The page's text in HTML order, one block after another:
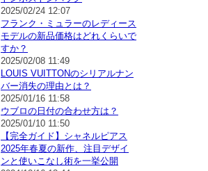
2025/02/24 12:07
フランク・ミュラーのレディース
モデルの新品価格はどれくらいで
すか？
2025/02/08 11:49
LOUIS VUITTONのシリアルナン
バー消失の理由とは？
2025/01/16 11:58
ウブロの日付の合わせ方は？
2025/01/10 11:50
【完全ガイド】シャネルピアス
2025年春夏の新作、注目デザイ
ンと使いこなし術を一挙公開